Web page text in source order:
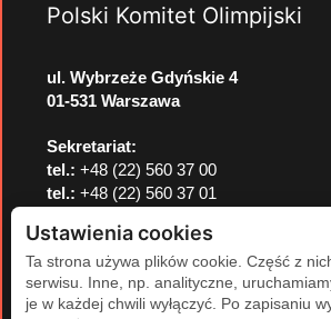
Polski Komitet Olimpijski
ul. Wybrzeże Gdyńskie 4
01-531 Warszawa
Sekretariat:
tel.: +48 (22) 560 37 00
tel.: +48 (22) 560 37 01
Ustawienia cookies
Ta strona używa plików cookie. Część z
serwisu. Inne, np. analityczne,
je w każdej chwili wyłączyć. Po zapisaniu